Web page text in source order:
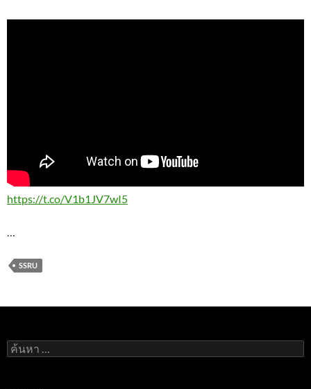
https://t.co/V1b1JV7wI5
SSRU
ค้นหา
สำหรับ: